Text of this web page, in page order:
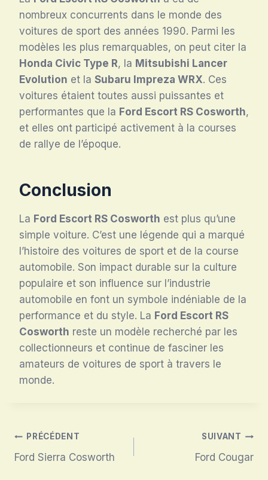
nombreux concurrents dans le monde des
voitures de sport des années 1990. Parmi les
modèles les plus remarquables, on peut citer la
Honda Civic Type R, la Mitsubishi Lancer
Evolution et la Subaru Impreza WRX. Ces
voitures étaient toutes aussi puissantes et
performantes que la Ford Escort RS Cosworth,
et elles ont participé activement à la courses
de rallye de l’époque.
Conclusion
La Ford Escort RS Cosworth est plus qu’une
simple voiture. C’est une légende qui a marqué
l’histoire des voitures de sport et de la course
automobile. Son impact durable sur la culture
populaire et son influence sur l’industrie
automobile en font un symbole indéniable de la
performance et du style. La Ford Escort RS
Cosworth reste un modèle recherché par les
collectionneurs et continue de fasciner les
amateurs de voitures de sport à travers le
monde.
Navigation
de
PRÉCÉDENT
Ford Sierra Cosworth
SUIVANT
Ford Cougar